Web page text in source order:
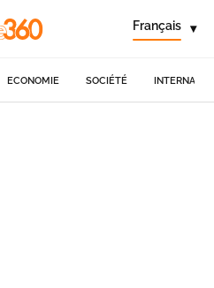
Français ▾
ECONOMIE SOCIÉTÉ